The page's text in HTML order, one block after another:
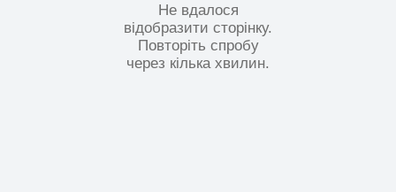
Не вдалося
відобразити сторінку.
Повторіть спробу
через кілька хвилин.